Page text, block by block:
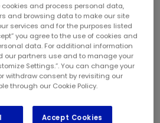
1 2
and process personal data,
and browsing data to make our site
services and for the purposes listed
you agree to the use of cookies and
data. For additional information
our partners use and to manage your
Settings.”. You can change your
withdraw consent by revisiting our
through our Cookie Policy.
Accept Cookies